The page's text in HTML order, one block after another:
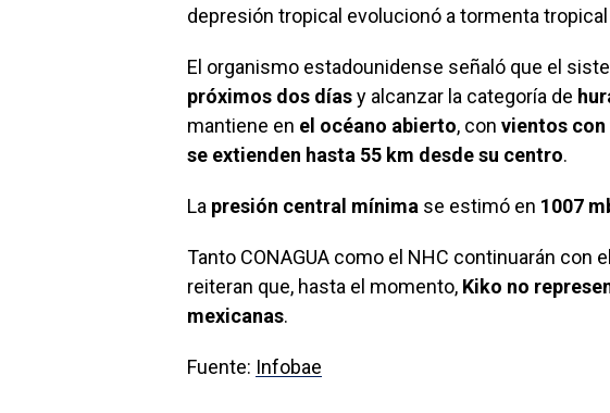
depresión tropical evolucionó a tormenta
El organismo estadounidense señaló que el
próximos dos díasy alcanzar la categoría de
mantiene en el océano abierto, con vientos
se extienden hasta 55 km desde su centro.
La presión central mínima se estimó en 1007
Tanto CONAGUA como el NHC continuarán con
reiteran que, hasta el momento, Kiko no
mexicanas.
Fuente: Infobae